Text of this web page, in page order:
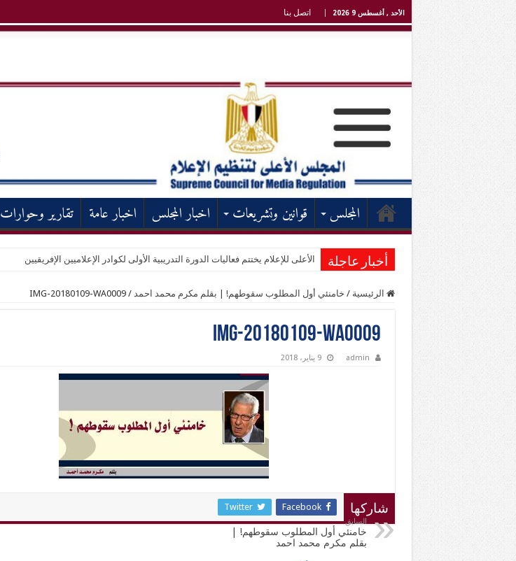
الأحد , أغسطس 9 2026 اتصل بنا
المجلس قوانين وتشريعات اخبار المجلس اخبار عامة تقارير وحوارات
أخبار عاجلة الأعلى للإعلام يختتم فعاليات الدورة التدريبية الأولى لكوادر الإعلاميين الإفريقيين
الرئيسية / خامنئي أول المطلوب سقوطهم! | بقلم مكرم محمد احمد /
IMG-20180109-WA0009
IMG-20180109-WA0009
admin 9 يناير، 2018
شاركها Facebook
Twitter
السابق
خامنئي أول المطلوب سقوطهم! |
بقلم مكرم محمد احمد